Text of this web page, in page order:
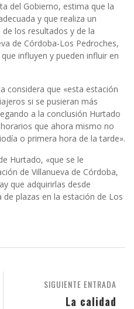
del Gobierno, estima que la
y que realiza un
los resultados y de la
de Córdoba-Los Pedroches,
influyen y pueden influir en
considera que «esta estación
si se pusieran más
a la conclusión Hurtado
que ahora mismo no
o primera hora de la tarde».
Hurtado, «que se le
de Villanueva de Córdoba,
que adquirirlas desde
plazas en la estación de Los
SIGUIENTE ENTRADA
La calidad